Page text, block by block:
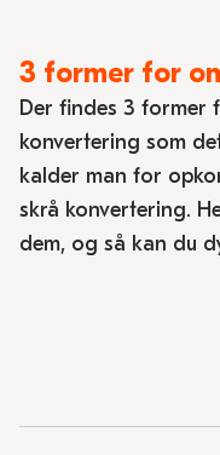
3 former for
Der findes 3
konvertering som
kalder man for
skrå konvertering.
dem, og så kan du